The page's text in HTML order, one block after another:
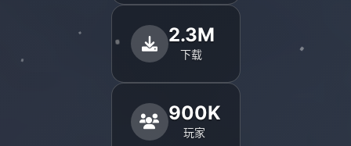
2.3M
下载
900K
玩家